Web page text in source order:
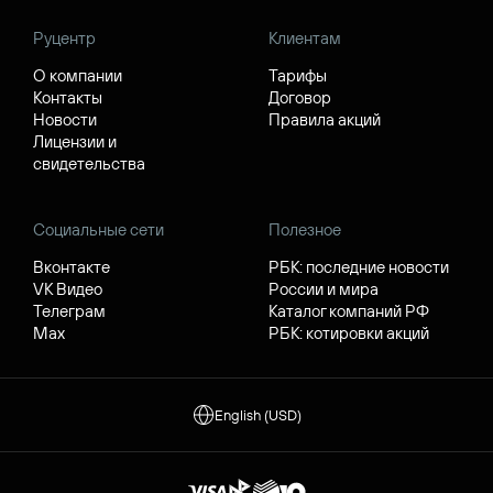
Руцентр
О компании
Контакты
Новости
Лицензии и
свидетельства
Клиентам
Тарифы
Договор
Правила акций
Социальные сети
Вконтакте
VK Видео
Телеграм
Max
Полезное
РБК: последние новости
России и мира
Каталог компаний РФ
РБК: котировки акций
English (USD)